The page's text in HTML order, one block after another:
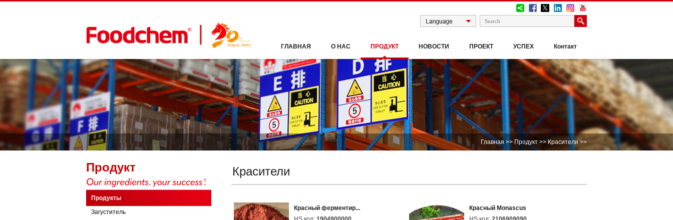
ГЛАВНАЯ О НАС ПРОДУКТ НОВОСТИ ПРОЕКТ УСПЕХ Контакт
Главная >> Продукт>> Красители>>
Продукт
Продукты
Загуститель
Красители
Красный ферментир...
Красный Monascus